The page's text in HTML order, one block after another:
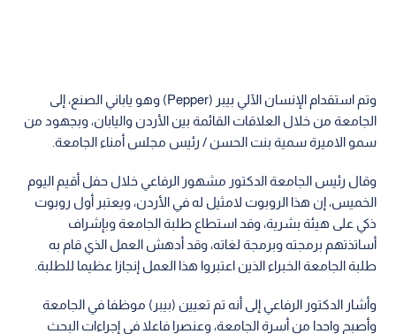
وتم استقدام الإنسان الآلي بيبر (Pepper) وهو ياباني الصنع، إلى
الجامعة من خلال العلاقات القائمة بين الأردن واليابان، وبجهود من
سمو الاميرة سمية بنت الحسن / رئيس مجلس أمناء الجامعة.
وقال رئيس الجامعة الدكتور مشهور الرفاعي خلال حفل أقيم اليوم
الخميس، إن هذا الروبوت لامثيل له في الأردن، ويعتبر أول روبوت
ذكي على هيئة بشرية، وقد استطاع طلبة الجامعة وبإشراف
أساتذتهم برمجته وبرمجة لغاته، وقد أدهش العمل الذي قام به
طلبة الجامعة الخبراء الذين اعتبروا هذا العمل إنجازا عظيما للطلبة.
وأشار الدكتور الرفاعي إلى أنه تم تعيين (بيبر) موظفا في الجامعة
وأصبح واحدا من أسرة الجامعة، وعنصرا فاعلا في إجراءات البحث